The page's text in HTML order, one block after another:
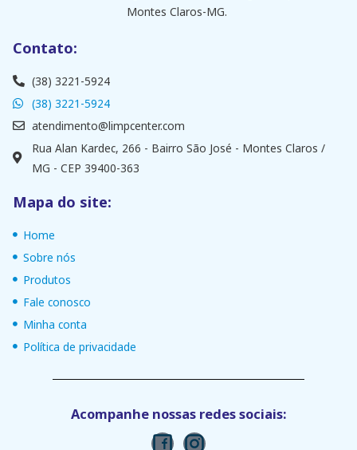
Montes Claros-MG.
Contato:
(38) 3221-5924
(38) 3221-5924
atendimento@limpcenter.com
Rua Alan Kardec, 266 - Bairro São José - Montes Claros /
MG - CEP 39400-363
Mapa do site:
Home
Sobre nós
Produtos
Fale conosco
Minha conta
Política de privacidade
Acompanhe nossas redes sociais: